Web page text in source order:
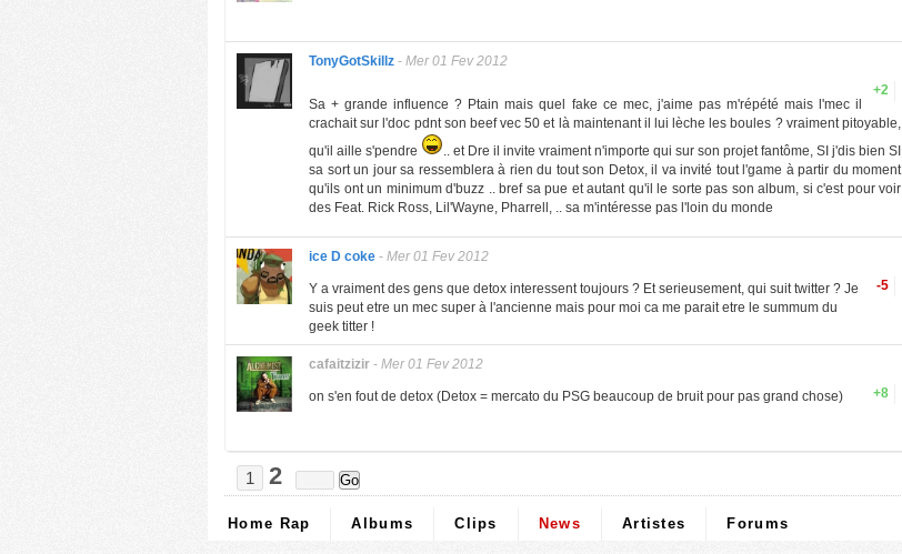
TonyGotSkillz - Mer 01 Fev 2012
+2
Sa + grande influence ? Ptain mais quel fake ce mec, j'aime pas m'répété mais l'mec il
crachait sur l'doc pdnt son beef vec 50 et là maintenant il lui lèche les boules ? vraiment pitoyable,
qu'il aille s'pendre
.. et Dre il invite vraiment n'importe qui sur son projet fantôme, SI j'dis bien SI
sa sort un jour sa ressemblera à rien du tout son Detox, il va invité tout l'game à partir du moment
qu'ils ont un minimum d'buzz .. bref sa pue et autant qu'il le sorte pas son album, si c'est pour voir
des Feat. Rick Ross, Lil'Wayne, Pharrell, .. sa m'intéresse pas l'loin du monde
ice D coke - Mer 01 Fev 2012
-5
Y a vraiment des gens que detox interessent toujours ? Et serieusement, qui suit twitter ? Je
suis peut etre un mec super à l'ancienne mais pour moi ca me parait etre le summum du
geek titter !
cafaitzizir - Mer 01 Fev 2012
+8
on s'en fout de detox (Detox = mercato du PSG beaucoup de bruit pour pas grand chose)
1 2
Home Rap Albums Clips News Artistes Forums